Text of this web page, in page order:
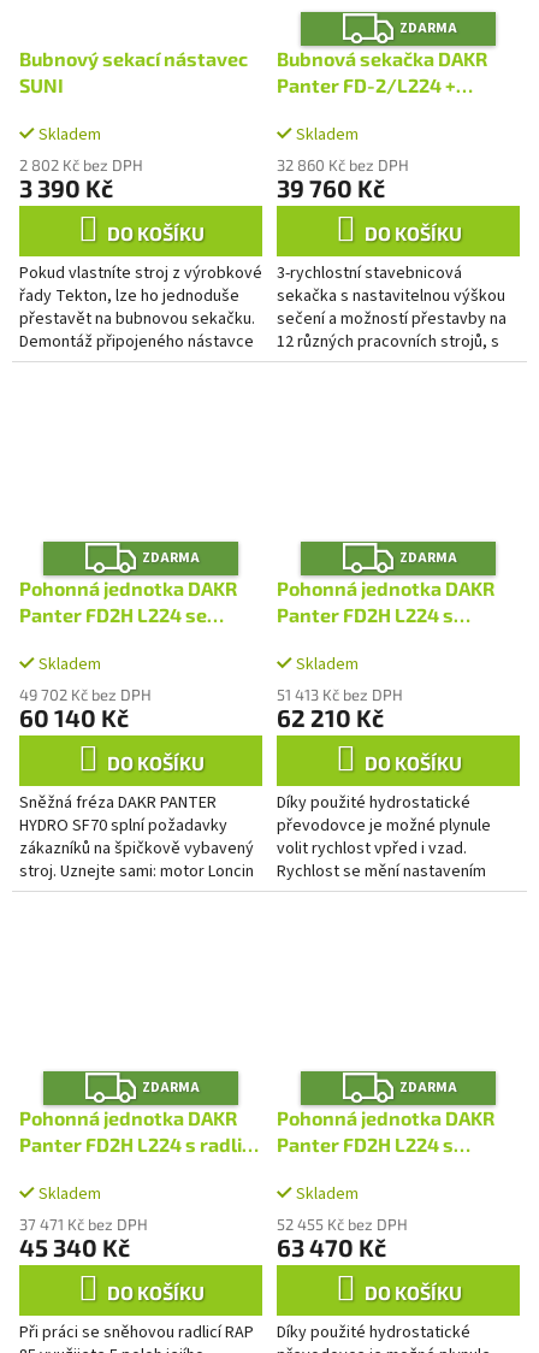
Bubnový sekací nástavec
SUNI
Skladem
2 802 Kč bez DPH
3 390 Kč
DO KOŠÍKU
Pokud vlastníte stroj z výrobkové
řady Tekton, lze ho jednoduše
přestavět na bubnovou sekačku.
Demontáž připojeného nástavce
a nasazení jednoduchého talíře
Z
D
A
R
M
ZDARMA
Bubnová sekačka DAKR
Panter FD-2/L224 +
Skladem
32 860 Kč bez DPH
39 760 Kč
DO KOŠÍKU
3-rychlostní stavebnicová
sekačka s nastavitelnou výškou
sečení a možností přestavby na
12 různých pracovních strojů, s
pohonem na nápravu řetězem a
Z
D
A
R
M
ZDARMA
Pohonná jednotka DAKR
Panter FD2H L224 se
Skladem
49 702 Kč bez DPH
60 140 Kč
DO KOŠÍKU
Sněžná fréza DAKR PANTER
HYDRO SF70 splní požadavky
zákazníků na špičkově vybavený
stroj. Uznejte sami: motor Loncin
224 s litinovou vložkou válce.
Z
D
A
R
M
ZDARMA
Pohonná jednotka DAKR
Panter FD2H L224 s
Skladem
51 413 Kč bez DPH
62 210 Kč
DO KOŠÍKU
Díky použité hydrostatické
převodovce je možné plynule
volit rychlost vpřed i vzad.
Rychlost se mění nastavením
páky na řidítkách. Velikou
Z
D
A
R
M
ZDARMA
Pohonná jednotka DAKR
Panter FD2H L224 s radlicí
Skladem
37 471 Kč bez DPH
45 340 Kč
DO KOŠÍKU
Při práci se sněhovou radlicí RAP
Z
D
A
R
M
ZDARMA
Pohonná jednotka DAKR
Panter FD2H L224 s
Skladem
52 455 Kč bez DPH
63 470 Kč
DO KOŠÍKU
Díky použité hydrostatické